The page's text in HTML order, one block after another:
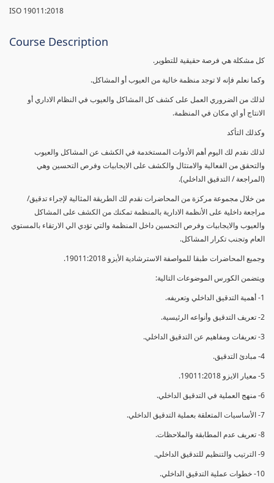
ISO 19011:2018
Course Description
كل مشكلة هي فرصة حقيقية للتطوير.
وكما نعلم فإنه لا توجد منظمة خالية من العيوب أو المشاكل.
لذلك من الضروري العمل على كشف كل المشاكل والعيوب في النظام الاداري أو
الانتاج أو اي مكان في المنظمة.
وكذلك التأكد
لذلك نقدم لك اليوم أهم الأدوات المستخدمة في الكشف عن المشاكل والعيوب
والتحقق من الفعالية والامتثال والكشف على الايجابيات وفرص التحسين وهي
(المراجعة / التدقيق الداخلي).
من خلال مجموعة مركزة من المحاضرات نقدم لك الطريقة المثالية لإجراء تدقيق/
مراجعة داخلية على الأنظمة الادارية بالمنظمة تمكنك من الكشف على المشاكل
والعيوب والايجابيات وفرص التحسين داخل المنظمة والتي تؤدي الي الارتقاء بالمستوي
العام وتجنب تكرار المشاكل.
وجميع المحاضرات طبقا للمواصفة الاسترشادية الأيزو 19011:2018.
ويتضمن الكورس الموضوعات التالية:
1- أهمية التدقيق الداخلي وتعريفه.
2- تعريف التدقيق وأنواعه الرئيسية.
3- تعريفات ومفاهيم عن التدقيق الداخلي.
4- مبادئ التدقيق.
5- معيار الايزو 19011:2018.
6- منهج العملية في التدقيق الداخلي.
7- الأساسيات المتعلقة بعملية التدقيق الداخلي.
8- تعريف عدم المطابقة والملاحظات.
9- الترتيب والتنظيم للتدقيق الداخلي.
10- خطوات عملية التدقيق الداخلي.